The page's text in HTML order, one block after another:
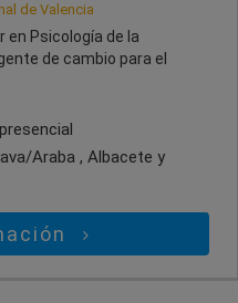
de Valencia
en Psicología de la
de cambio para el
Araba , Albacete y